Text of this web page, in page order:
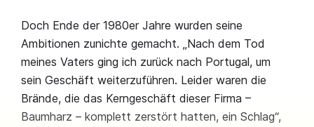
Doch Ende der 1980er Jahre wurden seine
Ambitionen zunichte gemacht. „Nach dem Tod
meines Vaters ging ich zurück nach Portugal, um
sein Geschäft weiterzuführen. Leider waren die
Brände, die das Kerngeschäft dieser Firma –
Baumharz – komplett zerstört hatten, ein Schlag“,